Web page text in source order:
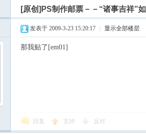
[原创]PS制作邮票－－“诸事吉祥”
发表于 2009-3-23 15:20:17 显示全部楼层
那我贴了[em01]
回复 支持 反对